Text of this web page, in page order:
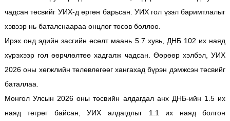
чадсан төсвийг УИХ-д өргөн барьсан. УИХ гол үзэл баримтлалыг
хэвээр нь баталснаараа онцлог төсөв боллоо.
Ирэх онд эдийн засгийн өсөлт маань 5.7 хувь, ДНБ 102 их наяд
хүрэхээр гол өөрчлөлтөө хадгалж чадсан. Өөрөөр хэлбэл, УИХ
2026 оны хөгжлийн төлөвлөгөөг хангахад бүрэн дэмжсэн төсвийг
баталлаа.
Монгол Улсын 2026 оны төсвийн алдагдал анх ДНБ-ийн 1.5 их
наяд төгрөг байсан, УИХ алдагдлыг 1.1 их наяд болгон